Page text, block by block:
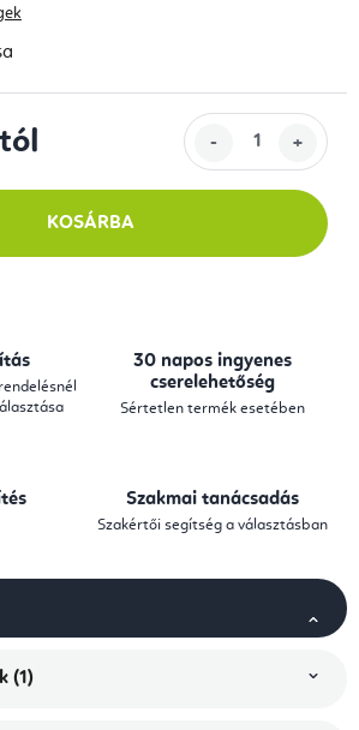
KOSÁRBA
30 napos ingyenes
cserelehetőség
Sértetlen termék esetében
Szakmai tanácsadás
Szakértői segítség a választásban
(1)